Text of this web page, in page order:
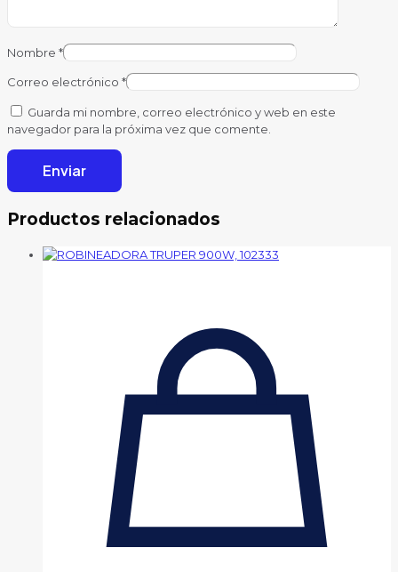
Nombre *
Correo electrónico *
Guarda mi nombre, correo electrónico y web en este
navegador para la próxima vez que comente.
Productos relacionados